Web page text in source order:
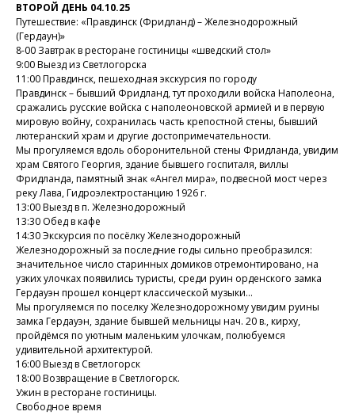
ВТОРОЙ ДЕНЬ 04.10.25
Путешествие: «Правдинск (Фридланд) – Железнодорожный
(Гердаун)»
8-00 Завтрак в ресторане гостиницы «шведский стол»
9:00 Выезд из Светлогорска
11:00 Правдинск, пешеходная экскурсия по городу
Правдинск – бывший Фридланд, тут проходили войска Наполеона,
сражались русские войска с наполеоновской армией и в первую
мировую войну, сохранилась часть крепостной стены, бывший
лютеранский храм и другие достопримечательности.
Мы прогуляемся вдоль оборонительной стены Фридланда, увидим
храм Святого Георгия, здание бывшего госпиталя, виллы
Фридланда, памятный знак «Ангел мира», подвесной мост через
реку Лава, Гидроэлектростанцию 1926 г.
13:00 Выезд в п. Железнодорожный
13:30 Обед в кафе
14:30 Экскурсия по посёлку Железнодорожный
Железнодорожный за последние годы сильно преобразился:
значительное число старинных домиков отремонтировано, на
узких улочках появились туристы, среди руин орденского замка
Гердауэн прошел концерт классической музыки…
Мы прогуляемся по поселку Железнодорожному увидим руины
замка Гердауэн, здание бывшей мельницы нач. 20 в., кирху,
пройдёмся по уютным маленьким улочкам, полюбуемся
удивительной архитектурой.
16:00 Выезд в Светлогорск
18:00 Возвращение в Светлогорск.
Ужин в ресторане гостиницы.
Свободное время